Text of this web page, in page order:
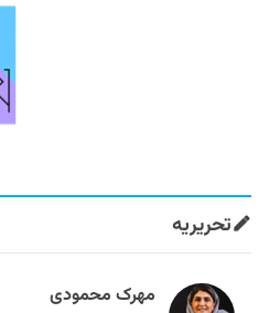
تحریریه
مهرک محمودی